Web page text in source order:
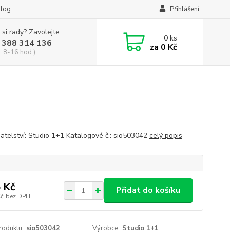
Přihlášení
rady? Zavolejte.
314 136
8-16 hod.)
0ks
za 0 Kč
Studio 1+1 Katalogové č.: sio503042 celý popis
Kč
bez DPH
Přidat do košíku
sio503042 Výrobce: Studio 1+1